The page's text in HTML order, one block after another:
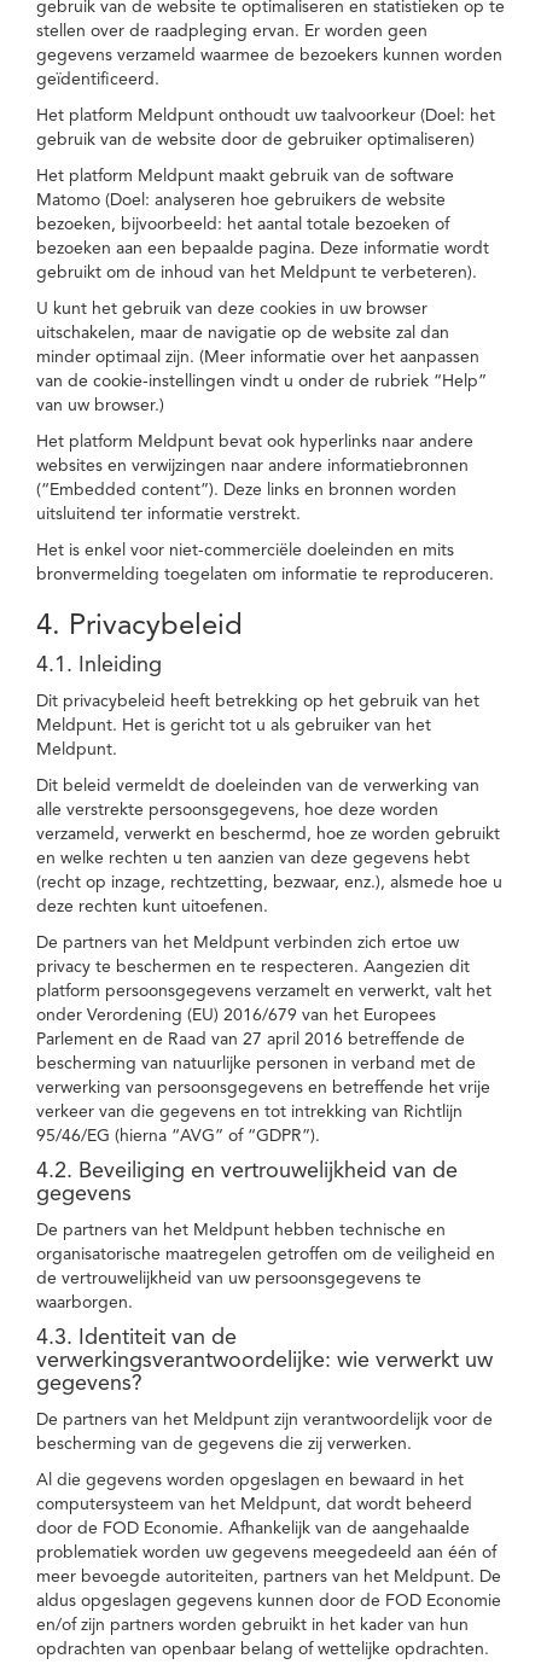
gebruik van de website te optimaliseren en statistieken op te
stellen over de raadpleging ervan. Er worden geen
gegevens verzameld waarmee de bezoekers kunnen worden
geïdentificeerd.
Het platform Meldpunt onthoudt uw taalvoorkeur (Doel: het
gebruik van de website door de gebruiker optimaliseren)
Het platform Meldpunt maakt gebruik van de software
Matomo (Doel: analyseren hoe gebruikers de website
bezoeken, bijvoorbeeld: het aantal totale bezoeken of
bezoeken aan een bepaalde pagina. Deze informatie wordt
gebruikt om de inhoud van het Meldpunt te verbeteren).
U kunt het gebruik van deze cookies in uw browser
uitschakelen, maar de navigatie op de website zal dan
minder optimaal zijn. (Meer informatie over het aanpassen
van de cookie-instellingen vindt u onder de rubriek “Help”
van uw browser.)
Het platform Meldpunt bevat ook hyperlinks naar andere
websites en verwijzingen naar andere informatiebronnen
(“Embedded content”). Deze links en bronnen worden
uitsluitend ter informatie verstrekt.
Het is enkel voor niet-commerciële doeleinden en mits
bronvermelding toegelaten om informatie te reproduceren.
4. Privacybeleid
4.1. Inleiding
Dit privacybeleid heeft betrekking op het gebruik van het
Meldpunt. Het is gericht tot u als gebruiker van het
Meldpunt.
Dit beleid vermeldt de doeleinden van de verwerking van
alle verstrekte persoonsgegevens, hoe deze worden
verzameld, verwerkt en beschermd, hoe ze worden gebruikt
en welke rechten u ten aanzien van deze gegevens hebt
(recht op inzage, rechtzetting, bezwaar, enz.), alsmede hoe u
deze rechten kunt uitoefenen.
De partners van het Meldpunt verbinden zich ertoe uw
privacy te beschermen en te respecteren. Aangezien dit
platform persoonsgegevens verzamelt en verwerkt, valt het
onder Verordening (EU) 2016/679 van het Europees
Parlement en de Raad van 27 april 2016 betreffende de
bescherming van natuurlijke personen in verband met de
verwerking van persoonsgegevens en betreffende het vrije
verkeer van die gegevens en tot intrekking van Richtlijn
95/46/EG (hierna “AVG” of “GDPR”).
4.2. Beveiliging en vertrouwelijkheid van de
gegevens
De partners van het Meldpunt hebben technische en
organisatorische maatregelen getroffen om de veiligheid en
de vertrouwelijkheid van uw persoonsgegevens te
waarborgen.
4.3. Identiteit van de
verwerkingsverantwoordelijke: wie verwerkt uw
gegevens?
De partners van het Meldpunt zijn verantwoordelijk voor de
bescherming van de gegevens die zij verwerken.
Al die gegevens worden opgeslagen en bewaard in het
computersysteem van het Meldpunt, dat wordt beheerd
door de FOD Economie. Afhankelijk van de aangehaalde
problematiek worden uw gegevens meegedeeld aan één of
meer bevoegde autoriteiten, partners van het Meldpunt. De
aldus opgeslagen gegevens kunnen door de FOD Economie
en/of zijn partners worden gebruikt in het kader van hun
opdrachten van openbaar belang of wettelijke opdrachten.